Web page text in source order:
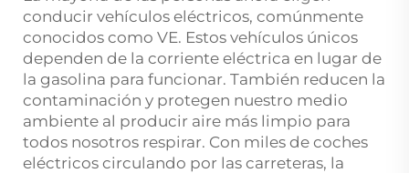
conducir vehículos eléctricos, comúnmente
conocidos como VE. Estos vehículos únicos
dependen de la corriente eléctrica en lugar de
la gasolina para funcionar. También reducen la
contaminación y protegen nuestro medio
ambiente al producir aire más limpio para
todos nosotros respirar. Con miles de coches
eléctricos circulando por las carreteras, la